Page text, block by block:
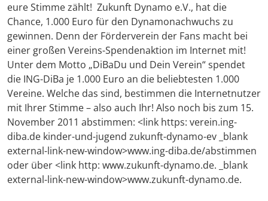
eure Stimme zählt! Zukunft Dynamo e.V., hat die
Chance, 1.000 Euro für den Dynamonachwuchs zu
gewinnen. Denn der Förderverein der Fans macht bei
einer großen Vereins-Spendenaktion im Internet mit!
Unter dem Motto „DiBaDu und Dein Verein“ spendet
die ING-DiBa je 1.000 Euro an die beliebtesten 1.000
Vereine. Welche das sind, bestimmen die Internetnutzer
mit Ihrer Stimme – also auch Ihr! Also noch bis zum 15.
November 2011 abstimmen: <link https: verein.ing-
diba.de kinder-und-jugend zukunft-dynamo-ev _blank
external-link-new-window>www.ing-diba.de/abstimmen
oder über <link http: www.zukunft-dynamo.de. _blank
external-link-new-window>www.zukunft-dynamo.de.